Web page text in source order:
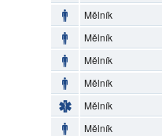
Mělník
Mělník
Mělník
Mělník
Mělník
Mělník